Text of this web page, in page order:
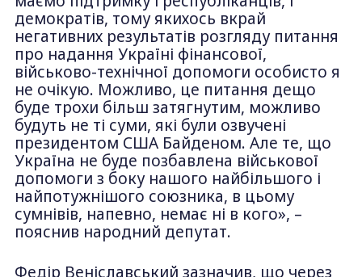
демократів, тому якихось вкрай
негативних результатів розгляду питання
про надання Україні фінансової,
військово-технічної допомоги особисто я
не очікую. Можливо, це питання дещо
буде трохи більш затягнутим, можливо
будуть не ті суми, які були озвучені
президентом США Байденом. Але те, що
Україна не буде позбавлена військової
допомоги з боку нашого найбільшого і
найпотужнішого союзника, в цьому
сумнівів, напевно, немає ні в кого», –
пояснив народний депутат.
Федір Веніславський зазначив, що через